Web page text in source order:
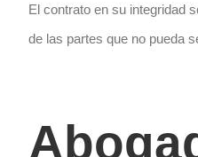
El contrato en su integridad
de las partes que no pueda